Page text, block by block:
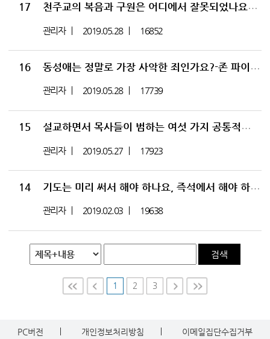
17 천주교의 복음과 구원은 어디에서 잘못되었나요?-존 파이퍼 목사님에게 물어보세요 에피소드 0017
관리자 2019.05.28 16852
16 동성애는 정말로 가장 사악한 죄인가요?-존 파이퍼 목사님에게 물어보세요 에피소드 0016
관리자 2019.05.28 17739
15 설교하면서 목사들이 범하는 여섯 가지 공통적인 실수-존 파이퍼 목사님에게 물어보세요 에피소드 0015
관리자 2019.05.27 17923
14 기도는 미리 써서 해야 하나요, 즉석에서 해야 하나요?_존 파이퍼 목사님에게 물어보세요 에피소드 0014
관리자 2019.02.03 19638
검색
1 2
3
PC버전 개인정보처리방침 이메일집단수집거부